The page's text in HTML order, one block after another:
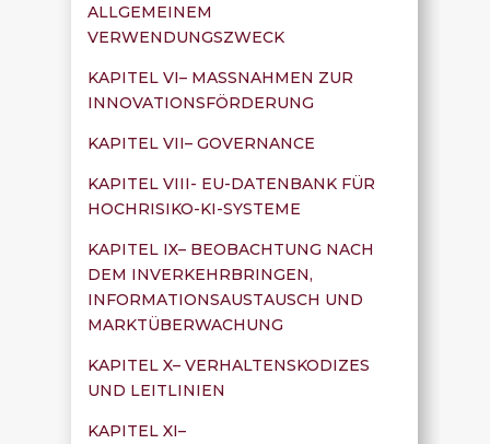
ALLGEMEINEM
VERWENDUNGSZWECK
KAPITEL VI– MASSNAHMEN ZUR
INNOVATIONSFÖRDERUNG
KAPITEL VII– GOVERNANCE
KAPITEL VIII- EU-DATENBANK FÜR
HOCHRISIKO-KI-SYSTEME
KAPITEL IX– BEOBACHTUNG NACH
DEM INVERKEHRBRINGEN,
INFORMATIONSAUSTAUSCH UND
MARKTÜBERWACHUNG
KAPITEL X– VERHALTENSKODIZES
UND LEITLINIEN
KAPITEL XI–